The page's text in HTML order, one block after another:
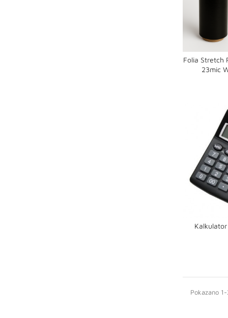
Folia Stretch
23mic
Kalkulator
Pokazano